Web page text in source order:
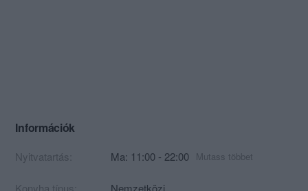
Információk
Nyitvatartás: Ma: 11:00 - 22:00 Mutass többet
Konyha típus:
Nemzetközi